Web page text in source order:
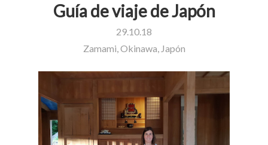
Guía de viaje de Japón
29.10.18
Zamami, Okinawa, Japón